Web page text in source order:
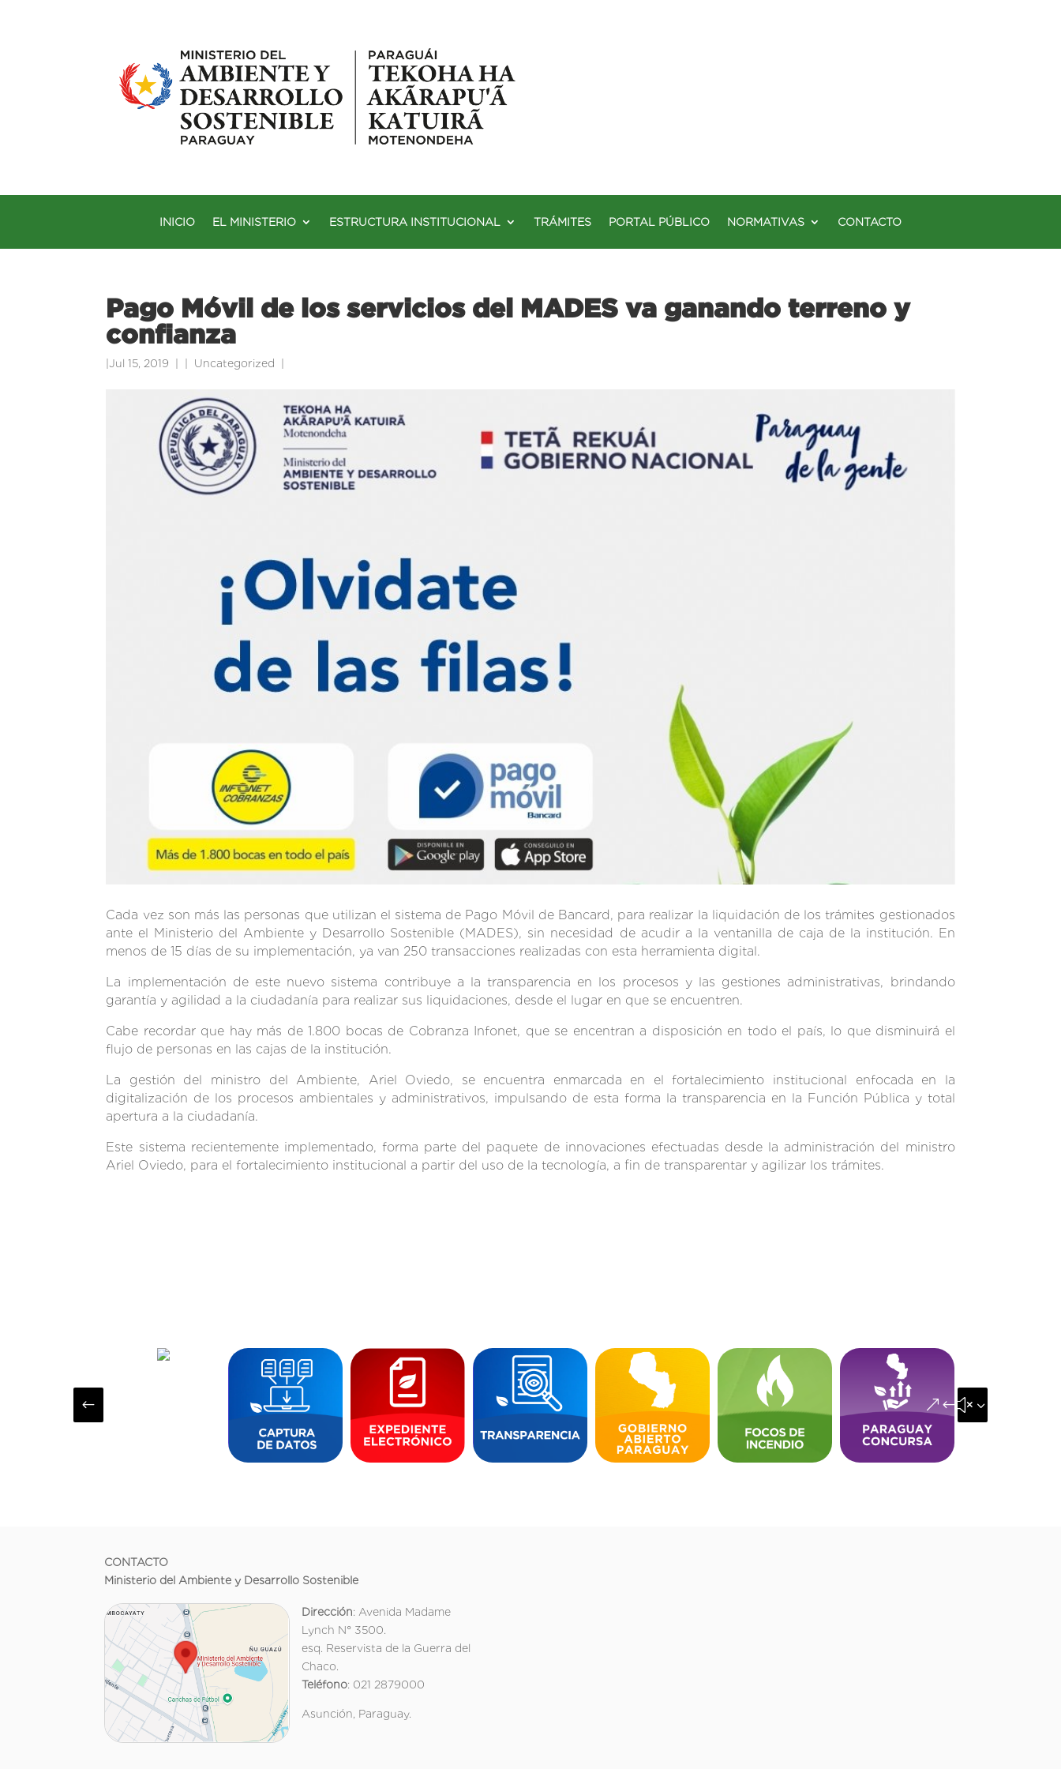
INICIO EL MINISTERIO ESTRUCTURA INSTITUCIONAL TRÁMITES PORTAL PÚBLICO NORMATIVAS CONTACTO
Pago Móvil de los servicios del MADES va ganando terreno y
confianza
|Jul 15, 2019 Uncategorized
Cada vez son más las personas que utilizan el sistema de Pago Móvil de Bancard, para realizar la liquidación de los trámites gestionados
ante el Ministerio del Ambiente y Desarrollo Sostenible (MADES), sin necesidad de acudir a la ventanilla de caja de la institución. En
menos de 15 días de su implementación, ya van 250 transacciones realizadas con esta herramienta digital.
La implementación de este nuevo sistema contribuye a la transparencia en los procesos y las gestiones administrativas, brindando
garantía y agilidad a la ciudadanía para realizar sus liquidaciones, desde el lugar en que se encuentren.
Cabe recordar que hay más de 1.800 bocas de Cobranza Infonet, que se encentran a disposición en todo el país, lo que disminuirá el
flujo de personas en las cajas de la institución.
La gestión del ministro del Ambiente, Ariel Oviedo, se encuentra enmarcada en el fortalecimiento institucional enfocada en la
digitalización de los procesos ambientales y administrativos, impulsando de esta forma la transparencia en la Función Pública y total
apertura a la ciudadanía.
Este sistema recientemente implementado, forma parte del paquete de innovaciones efectuadas desde la administración del ministro
Ariel Oviedo, para el fortalecimiento institucional a partir del uso de la tecnología, a fin de transparentar y agilizar los trámites.
# &#x35;
CONTACTO
Ministerio del Ambiente y Desarrollo Sostenible
Dirección: Avenida Madame
Lynch N° 3500.
esq. Reservista de la Guerra del
Chaco.
Teléfono: 021 2879000
Asunción, Paraguay.